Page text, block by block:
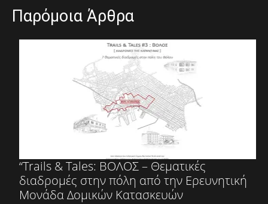
Παρόμοια Άρθρα
“Trails & Tales: ΒΟΛΟΣ – Θεματικές
διαδρομές στην πόλη από την Ερευνητική
Μονάδα Δομικών Κατασκευών